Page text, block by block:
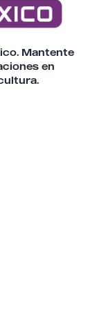
Mantente
en